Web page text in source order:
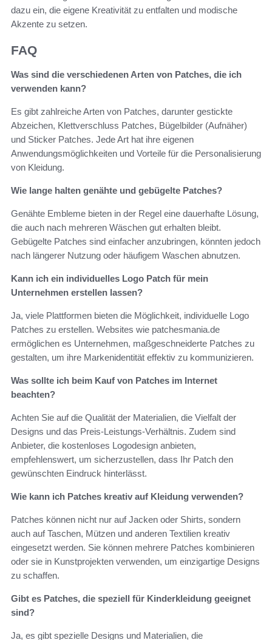
dazu ein, die eigene Kreativität zu entfalten und modische
Akzente zu setzen.
FAQ
Was sind die verschiedenen Arten von Patches, die ich
verwenden kann?
Es gibt zahlreiche Arten von Patches, darunter gestickte
Abzeichen, Klettverschluss Patches, Bügelbilder (Aufnäher)
und Sticker Patches. Jede Art hat ihre eigenen
Anwendungsmöglichkeiten und Vorteile für die Personalisierung
von Kleidung.
Wie lange halten genähte und gebügelte Patches?
Genähte Embleme bieten in der Regel eine dauerhafte Lösung,
die auch nach mehreren Wäschen gut erhalten bleibt.
Gebügelte Patches sind einfacher anzubringen, könnten jedoch
nach längerer Nutzung oder häufigem Waschen abnutzen.
Kann ich ein individuelles Logo Patch für mein
Unternehmen erstellen lassen?
Ja, viele Plattformen bieten die Möglichkeit, individuelle Logo
Patches zu erstellen. Websites wie patchesmania.de
ermöglichen es Unternehmen, maßgeschneiderte Patches zu
gestalten, um ihre Markenidentität effektiv zu kommunizieren.
Was sollte ich beim Kauf von Patches im Internet
beachten?
Achten Sie auf die Qualität der Materialien, die Vielfalt der
Designs und das Preis-Leistungs-Verhältnis. Zudem sind
Anbieter, die kostenloses Logodesign anbieten,
empfehlenswert, um sicherzustellen, dass Ihr Patch den
gewünschten Eindruck hinterlässt.
Wie kann ich Patches kreativ auf Kleidung verwenden?
Patches können nicht nur auf Jacken oder Shirts, sondern
auch auf Taschen, Mützen und anderen Textilien kreativ
eingesetzt werden. Sie können mehrere Patches kombinieren
oder sie in Kunstprojekten verwenden, um einzigartige Designs
zu schaffen.
Gibt es Patches, die speziell für Kinderkleidung geeignet
sind?
Ja, es gibt spezielle Designs und Materialien, die